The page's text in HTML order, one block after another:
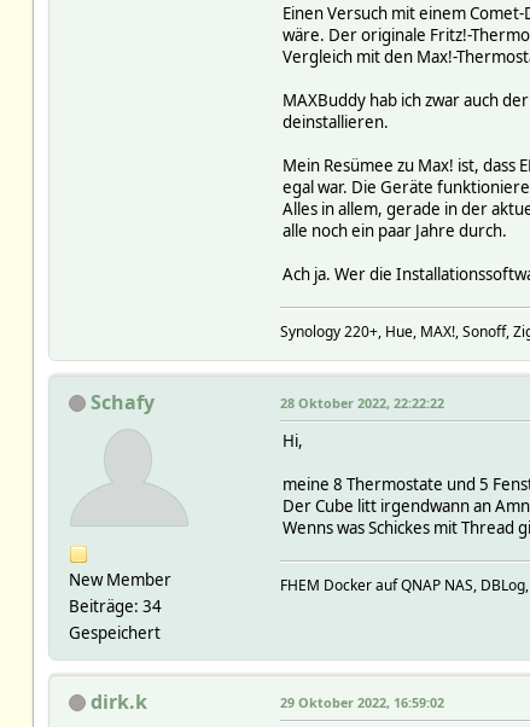
Einen Versuch mit einem
wäre. Der originale Fritz!-
Vergleich mit den Max!-
MAXBuddy hab ich zwar auch
deinstallieren.
Mein Resümee zu Max! ist,
egal war. Die Geräte
Alles in allem, gerade in der
alle noch ein paar Jahre durch.
Ach ja. Wer die
Synology 220+, Hue, MAX!, Sonoff,
Schafy
New Member
Beiträge: 34
Gespeichert
28 Oktober 2022, 22:22:22
Hi,
meine 8 Thermostate und 5
Der Cube litt irgendwann an
Wenns was Schickes mit Thread
FHEM Docker auf QNAP NAS,
dirk.k 29 Oktober 2022, 16:59:02